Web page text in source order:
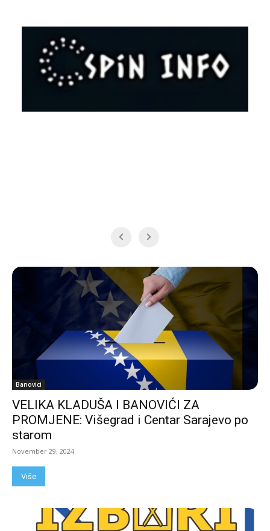
Banovici
VELIKA KLADUŠA I BANOVIĆI ZA
PROMJENE: Višegrad i Centar Sarajevo po
starom
November 29, 2024
Više